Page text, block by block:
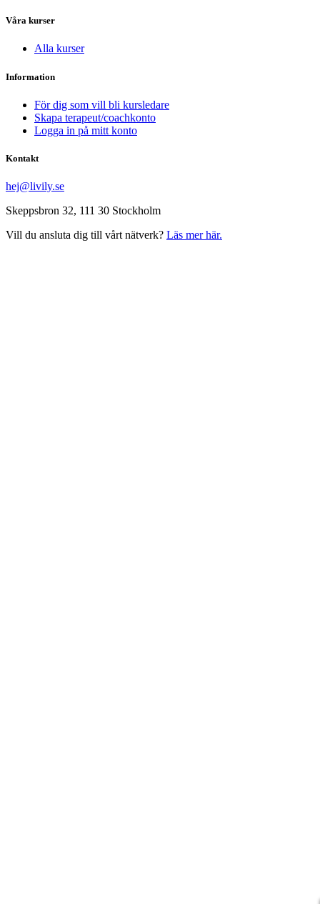
Våra kurser
Alla kurser
Information
För dig som vill bli kursledare
Skapa terapeut/coachkonto
Logga in på mitt konto
Kontakt
hej@livily.se
Skeppsbron 32, 111 30 Stockholm
Vill du ansluta dig till vårt nätverk? Läs mer här.